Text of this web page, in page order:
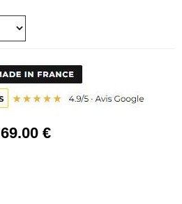
69.00 €